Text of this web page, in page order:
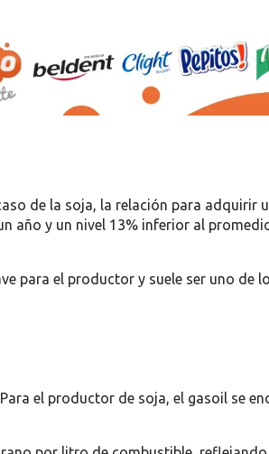
de la soja, la relación para adquirir
año y un nivel 13% inferior al
para el productor y suele ser uno de
el productor de soja, el gasoil se